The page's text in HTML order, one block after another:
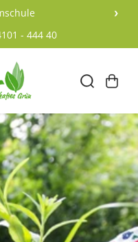
›
- 444 40